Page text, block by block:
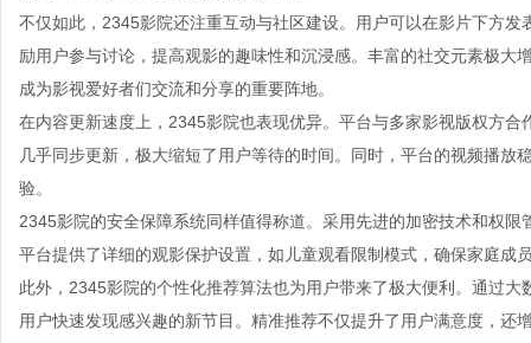
不仅如此，2345影院还注重互动与社区建设。用户可以在影片下方
励用户参与讨论，提高观影的趣味性和沉浸感。丰富的社交元素极
成为影视爱好者们交流和分享的重要阵地。
在内容更新速度上，2345影院也表现优异。平台与多家影视版权方
几乎同步更新，极大缩短了用户等待的时间。同时，平台的视频播
验。
2345影院的安全保障系统同样值得称道。采用先进的加密技术和权
平台提供了详细的观影保护设置，如儿童观看限制模式，确保家庭成
此外，2345影院的个性化推荐算法也为用户带来了极大便利。通过
用户快速发现感兴趣的新节目。精准推荐不仅提升了用户满意度，还